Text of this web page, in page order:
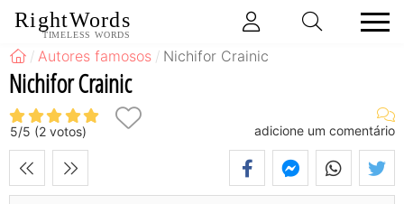
RightWords
TIMELESS WORDS
Autores famosos Nichifor Crainic
Nichifor Crainic
5/5 (2 votos) adicione um comentário